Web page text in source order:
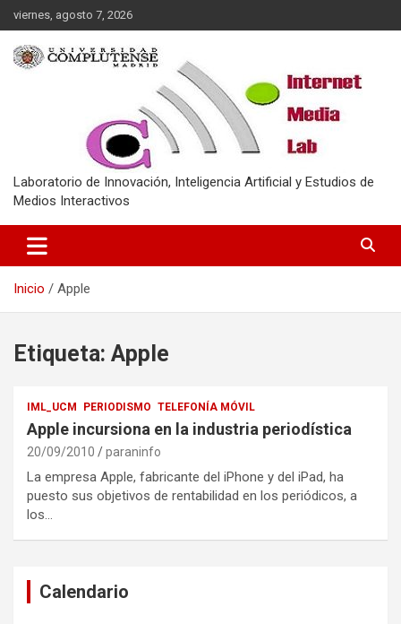
Saltar
al
contenido
viernes, agosto 7, 2026
Laboratorio de Innovación, Inteligencia Artificial y Estudios de
Medios Interactivos
Inicio Apple
Etiqueta: Apple
IML_UCM PERIODISMO TELEFONÍA MÓVIL
Apple incursiona en la industria periodística
20/09/2010 paraninfo
La empresa Apple, fabricante del iPhone y del iPad, ha
puesto sus objetivos de rentabilidad en los periódicos, a
los…
Calendario